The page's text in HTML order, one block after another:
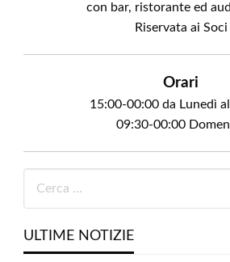
con bar, ristorante ed
Riservata ai Soci
Orari
15:00-00:00 da Lunedì
09:30-00:00
ULTIME NOTIZIE